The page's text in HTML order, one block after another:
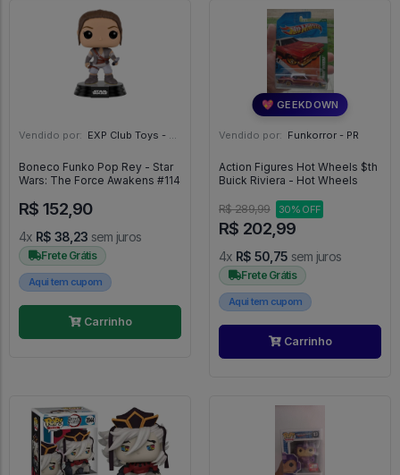
Vendido por: EXP Club Toys - SP
Boneco Funko Pop Rey - Star
Wars: The Force Awakens #114
R$ 152,90
4x R$ 38,23 sem juros
Frete Grátis
Aqui tem cupom
Carrinho
💖 GEEKDOWN
Vendido por: Funkorror - PR
Action Figures Hot Wheels $th
Buick Riviera - Hot Wheels
R$ 289,99 30% OFF
R$ 202,99
4x R$ 50,75 sem juros
Frete Grátis
Aqui tem cupom
Carrinho